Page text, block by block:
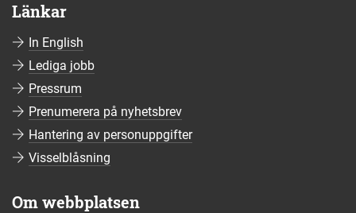
Länkar
In English
Lediga jobb
Pressrum
Prenumerera på nyhetsbrev
Hantering av personuppgifter
Visselblåsning
Om webbplatsen